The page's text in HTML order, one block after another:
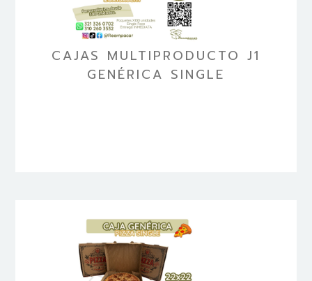
CAJAS MULTIPRODUCTO J1
GENÉRICA SINGLE